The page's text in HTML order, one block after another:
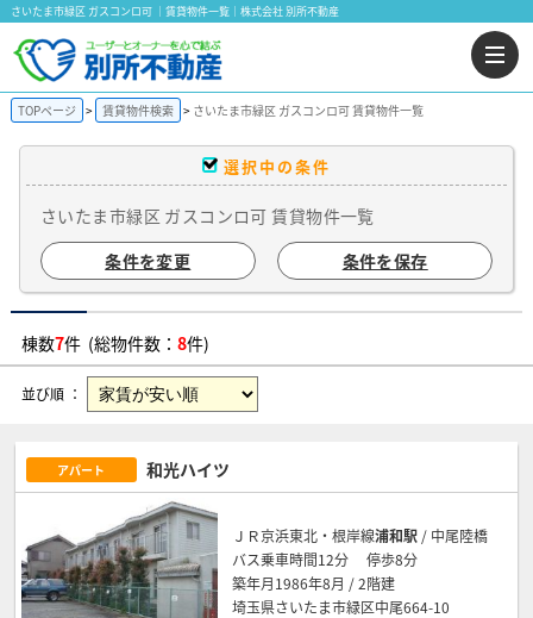
さいたま市緑区 ガスコンロ可 ｜賃貸物件一覧｜株式会社 別所不動産
TOPページ 賃貸物件検索 さいたま市緑区 ガスコンロ可 賃貸物件一覧
選択中の条件
さいたま市緑区 ガスコンロ可 賃貸物件一覧
条件を変更
条件を保存
棟数7件 (総物件数： 8件)
並び順 ：
アパート 和光ハイツ
ＪＲ京浜東北・根岸線浦和駅 / 中尾陸橋
バス乗車時間12分 停歩8分
築年月1986年8月 / 2階建
埼玉県さいたま市緑区中尾664-10